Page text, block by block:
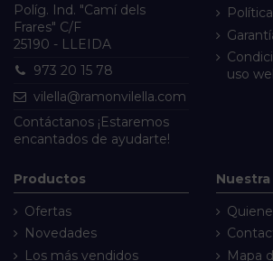
Políg. Ind. "Camí dels
Frares" C/F
25190 - LLEIDA
973 20 15 78
vilella@ramonvilella.com
Contáctanos ¡Estaremos
encantados de ayudarte!
uso
Productos
Ofertas
Novedades
Los más vendidos
Mapa